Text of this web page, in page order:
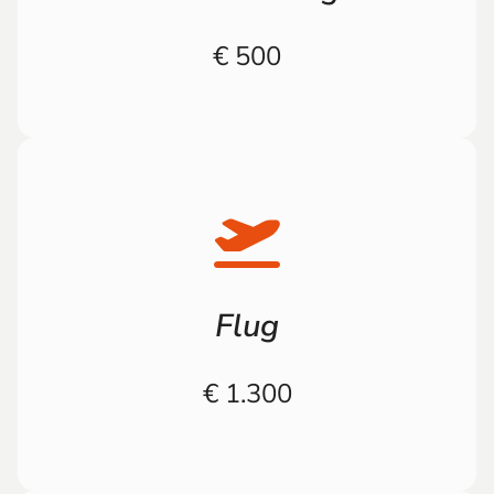
€ 500
Flug
€ 1.300
durchschnittlichen Reisekosten per Flug oder Bus für